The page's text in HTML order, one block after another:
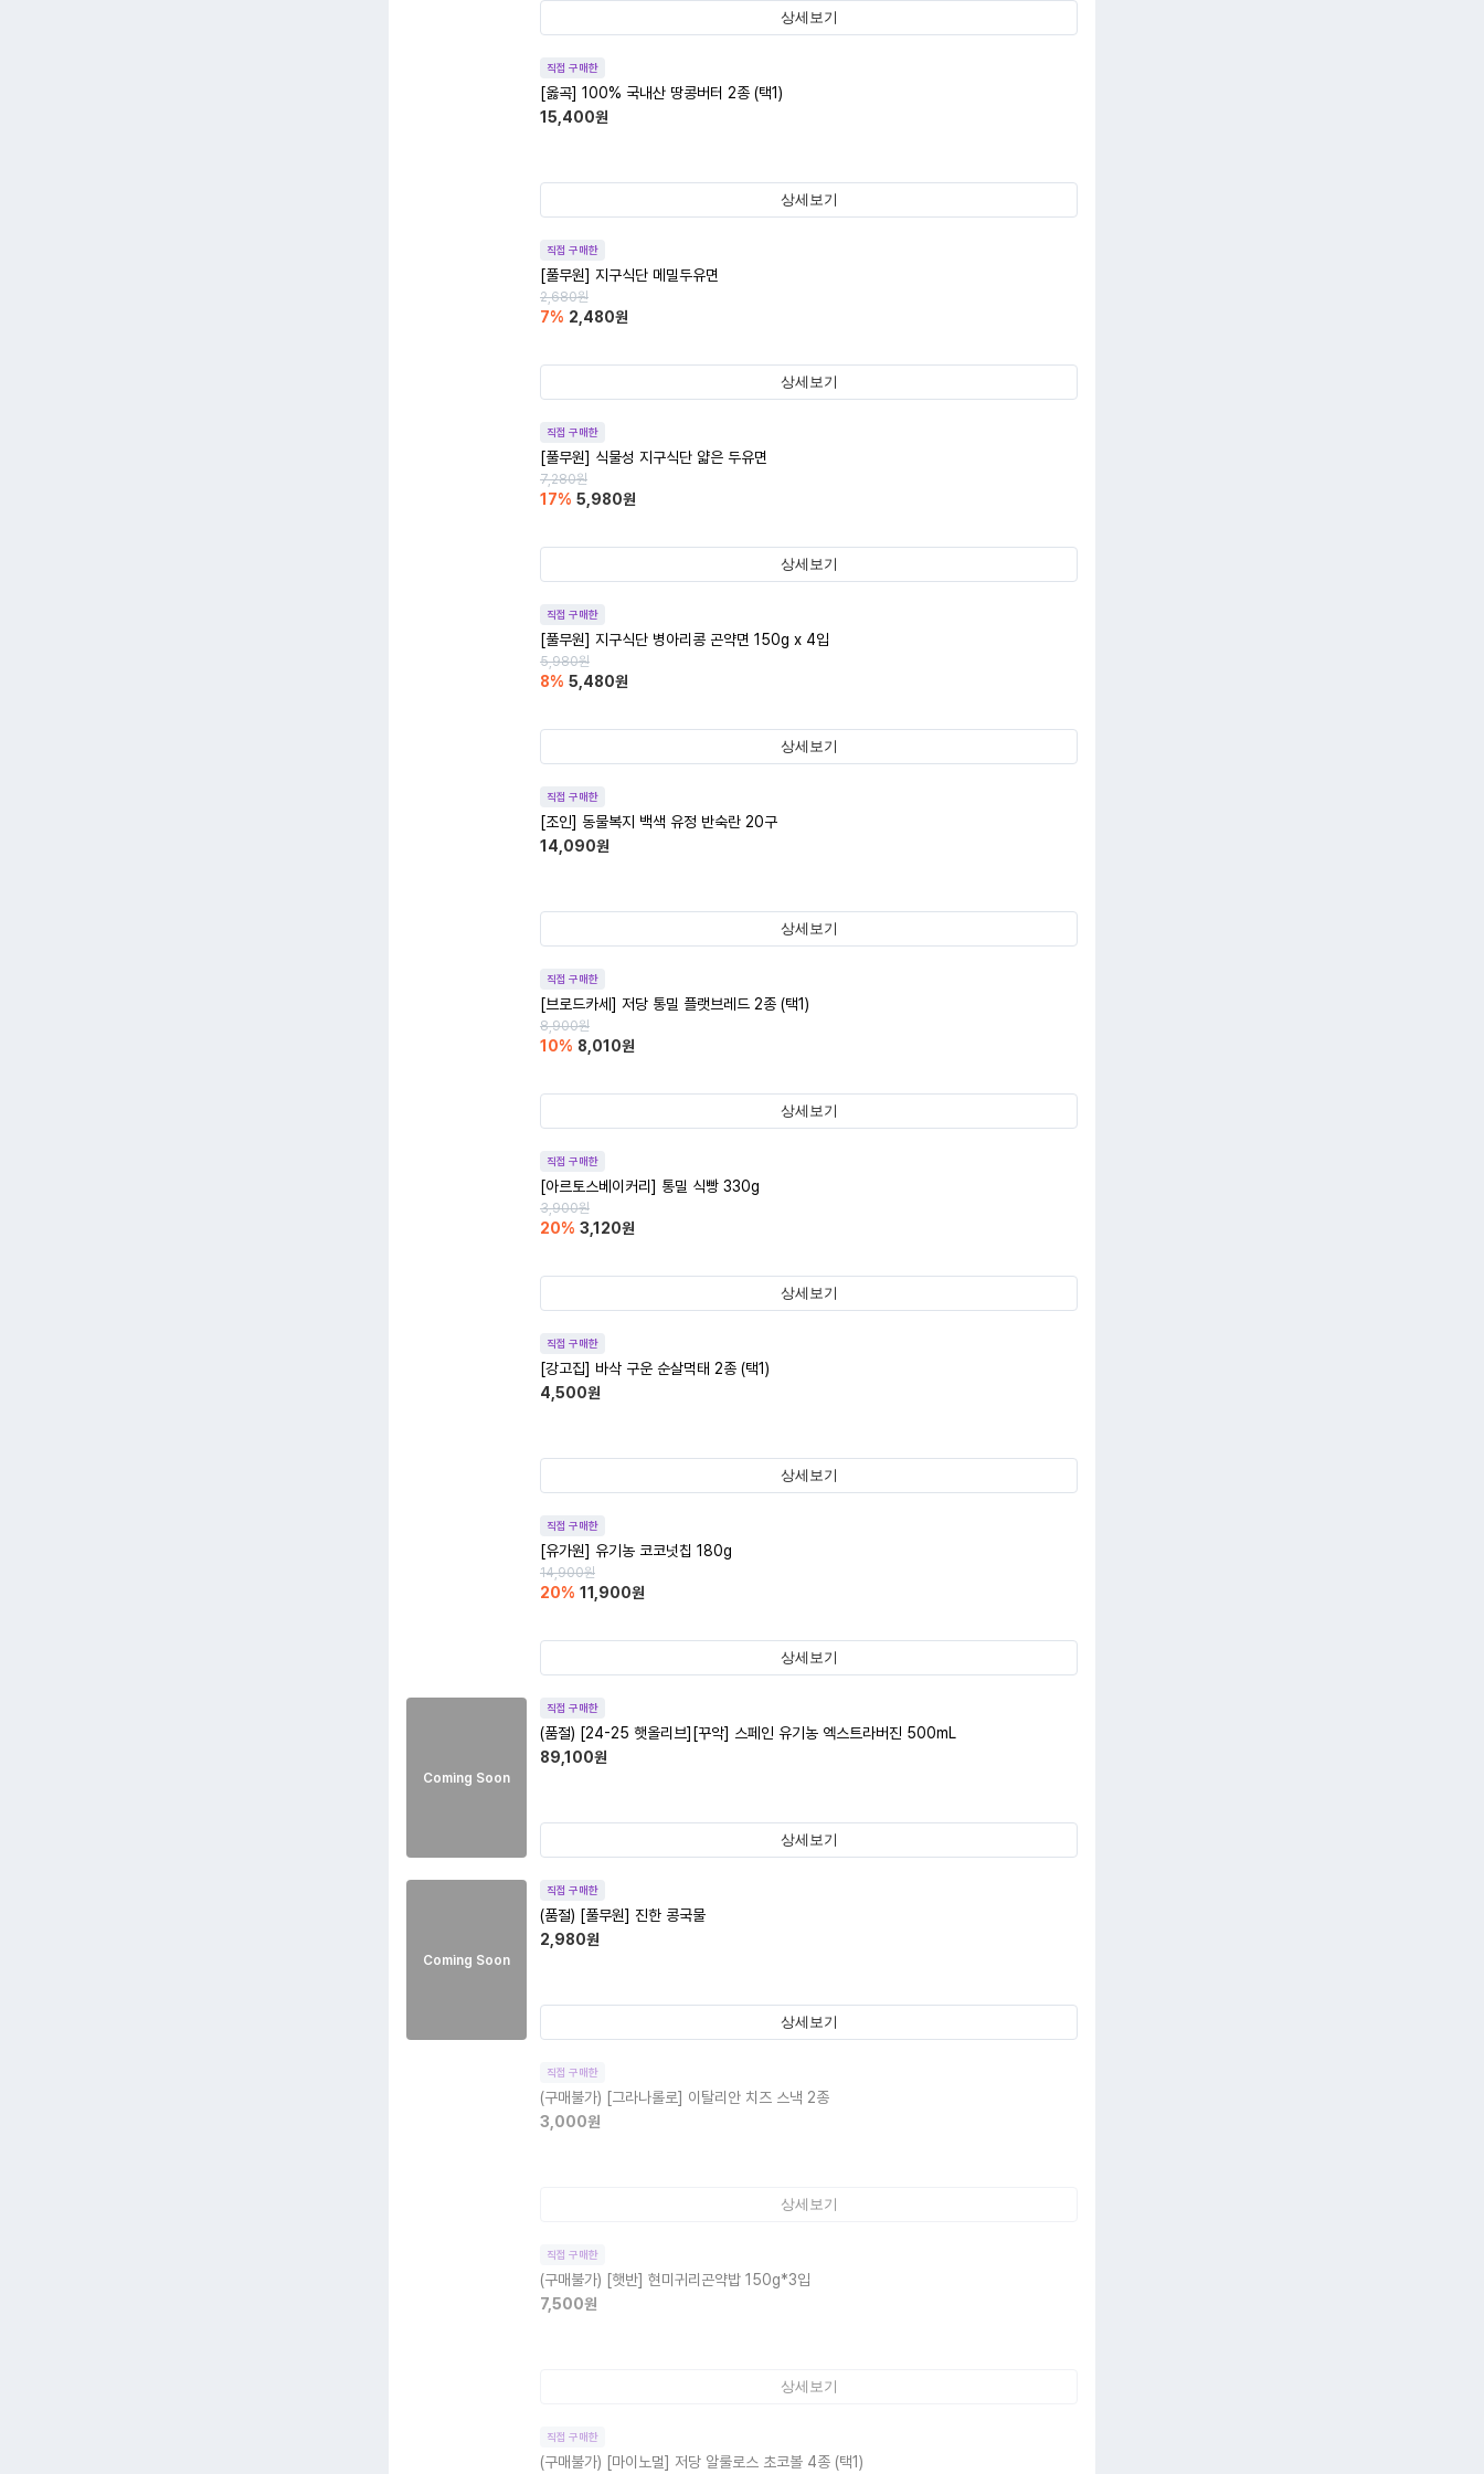
상세보기
직접 구매한
[옳곡] 100% 국내산 땅콩버터 2종 (택1)
15,400원
상세보기
직접 구매한
[풀무원] 지구식단 메밀두유면
2,680원
7% 2,480원
상세보기
직접 구매한
[풀무원] 식물성 지구식단 얇은 두유면
7,280원
17% 5,980원
상세보기
직접 구매한
[풀무원] 지구식단 병아리콩 곤약면 150g x 4입
5,980원
8% 5,480원
상세보기
직접 구매한
[조인] 동물복지 백색 유정 반숙란 20구
14,090원
상세보기
직접 구매한
[브로드카세] 저당 통밀 플랫브레드 2종 (택1)
8,900원
10% 8,010원
상세보기
직접 구매한
[아르토스베이커리] 통밀 식빵 330g
3,900원
20% 3,120원
상세보기
직접 구매한
[강고집] 바삭 구운 순살먹태 2종 (택1)
4,500원
상세보기
직접 구매한
[유가원] 유기농 코코넛칩 180g
14,900원
20% 11,900원
상세보기
Coming Soon
직접 구매한
(품절) [24-25 햇올리브][꾸악] 스페인 유기농 엑스트라버진 500mL
89,100원
상세보기
Coming Soon
직접 구매한
(품절) [풀무원] 진한 콩국물
2,980원
상세보기
직접 구매한
(구매불가) [그라나롤로] 이탈리안 치즈 스낵 2종
3,000원
상세보기
직접 구매한
(구매불가) [햇반] 현미귀리곤약밥 150g*3입
7,500원
상세보기
직접 구매한
(구매불가) [마이노멀] 저당 알룰로스 초코볼 4종 (택1)